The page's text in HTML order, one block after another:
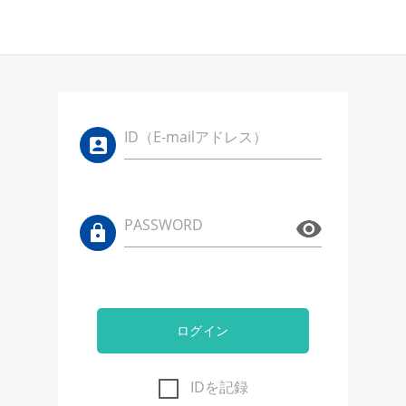
ID（E-mailアドレス）
PASSWORD
ログイン
IDを記録